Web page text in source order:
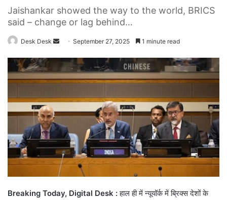
Jaishankar showed the way to the world, BRICS
said – change or lag behind…
Desk Desk
Send
email
September 27, 2025 1 minute read
Breaking Today, Digital Desk :हाल ही में न्यूयॉर्क में ब्रिक्स देशों के